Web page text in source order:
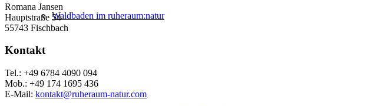
Waldbaden im ruheraum:natur
Romana Jansen
Hauptstraße 54
55743 Fischbach
Kontakt
Tel.: +49 6784 4090 094
Mob.: +49 174 1695 436
E-Mail: kontakt@ruheraum-natur.com